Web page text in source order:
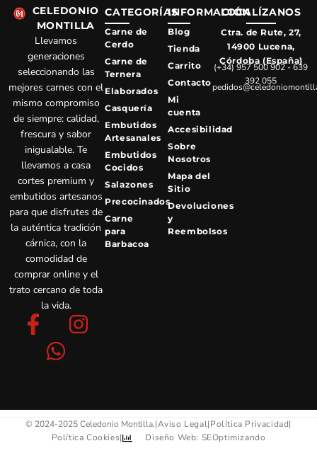
CELEDONIO
MONTILLA
Llevamos
generaciones
seleccionando las
mejores carnes con el
mismo compromiso
de siempre: calidad,
frescura y sabor
inigualable. Te
llevamos a casa
cortes premium y
embutidos artesanos
para que disfrutes de
la auténtica tradición
cárnica, con la
comodidad de
comprar online y el
trato cercano de toda
la vida.
F
a
b
o
I
a
g
W
h
a
s
a
CATEGORÍAS
Carne de
Cerdo
Carne de
Ternera
Elaborados
Casquería
Embutidos
Artesanales
Embutidos
Cocidos
Salazones
Precocinados
Carne
para
Barbacoa
INFORMACIÓN
Blog
Tienda
Carrito
Contacto
Mi
cuenta
Accesibilidad
Sobre
Nosotros
Mapa del
Sitio
Devoluciones
y
Reembolsos
LOCALÍZANOS
Ctra. de Rute, 27,
14900 Lucena,
Córdoba (España)
(+34) 957 500 902 - 639
392 055
© 2024-2025 Celedonio Montilla.|Aviso Legal|Política Privacidad|
Política Cookies| Diseño Web: SEOptimizando